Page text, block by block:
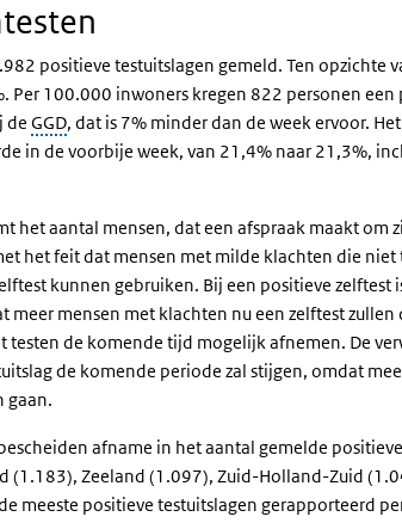
positieve testuitslagen gemeld. Ten opzichte
Per 100.000 inwoners kregen 822 personen
de GGD, dat is 7% minder dan de week ervoor.
in de voorbije week, van 21,4% naar 21,3%,
het aantal mensen, dat een afspraak maakt om
het feit dat mensen met milde klachten die
kunnen gebruiken. Bij een positieve zelftest
meer mensen met klachten nu een zelftest
testen de komende tijd mogelijk afnemen. De
de komende periode zal stijgen, omdat
gaan.
afname in het aantal gemelde
(1.183), Zeeland (1.097), Zuid-Holland-Zuid
meeste positieve testuitslagen gerapporteerd